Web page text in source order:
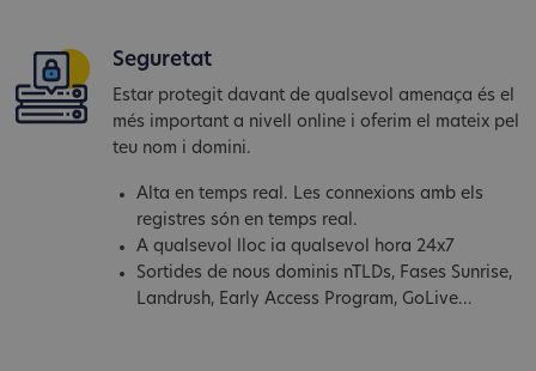
Seguretat
Estar protegit davant de qualsevol amenaça és el
més important a nivell online i oferim el mateix pel
teu nom i domini.
Alta en temps real. Les connexions amb els
registres són en temps real.
A qualsevol lloc ia qualsevol hora 24x7
Sortides de nous dominis nTLDs, Fases Sunrise,
Landrush, Early Access Program, GoLive...